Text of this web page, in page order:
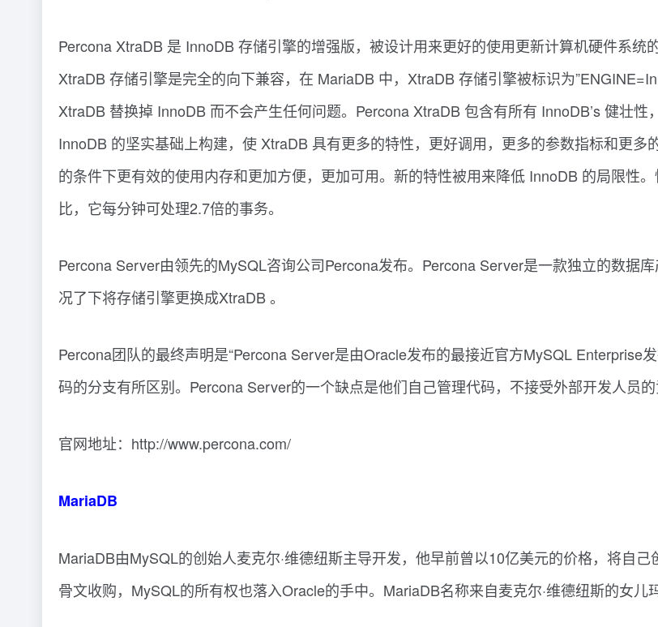
Percona XtraDB 是 InnoDB 存储引擎的增强版，被设计用来更好的使用更新计算机硬件系统
XtraDB 存储引擎是完全的向下兼容，在 MariaDB 中，XtraDB 存储引擎被标识为
XtraDB 替换掉 InnoDB 而不会产生任何问题。Percona XtraDB 包含有所有 InnoDB’s 健壮
InnoDB 的坚实基础上构建，使 XtraDB 具有更多的特性，更好调用，更多的参数指标和更
的条件下更有效的使用内存和更加方便，更加可用。新的特性被用来降低 InnoDB 的局限性
比，它每分钟可处理2.7倍的事务。
Percona Server由领先的MySQL咨询公司Percona发布。Percona Server是一款独立的数据
况了下将存储引擎更换成XtraDB 。
Percona团队的最终声明是“Percona Server是由Oracle发布的最接近官方MySQL Enterprise
码的分支有所区别。Percona Server的一个缺点是他们自己管理代码，不接受外部开发人员
官网地址：http://www.percona.com/
MariaDB
MariaDB由MySQL的创始人麦克尔·维德纽斯主导开发，他早前曾以10亿美元的价格，将自
骨文收购，MySQL的所有权也落入Oracle的手中。MariaDB名称来自麦克尔·维德纽斯的女儿